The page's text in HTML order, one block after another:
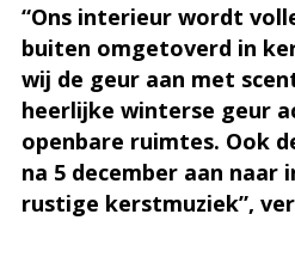
“Ons interieur wordt
buiten omgetoverd in
wij de geur aan met
heerlijke winterse geur
openbare ruimtes. Ook
na 5 december aan naar
rustige kerstmuziek”,